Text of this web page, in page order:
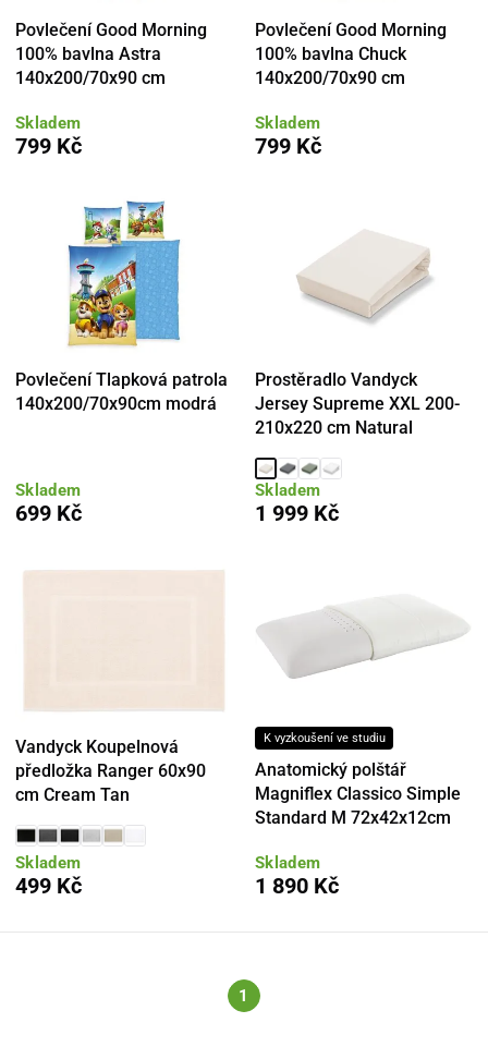
Povlečení Good Morning
100% bavlna Astra
140x200/70x90 cm
Skladem
799 Kč
Povlečení Good Morning
100% bavlna Chuck
140x200/70x90 cm
Skladem
799 Kč
Povlečení Tlapková patrola
140x200/70x90cm modrá
Skladem
699 Kč
Prostěradlo Vandyck
Jersey Supreme XXL 200-
210x220 cm Natural
Skladem
1 999 Kč
Vandyck Koupelnová
předložka Ranger 60x90
cm Cream Tan
Skladem
499 Kč
K vyzkoušení ve studiu
Anatomický polštář
Magniflex Classico Simple
Standard M 72x42x12cm
Skladem
1 890 Kč
1